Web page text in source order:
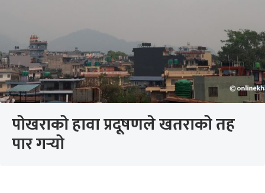
पोखराको हावा प्रदूषणले खतराको तह
पार गर्‍यो